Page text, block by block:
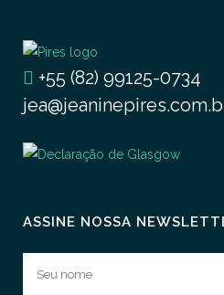
+55 (82) 99125-0734
ASSINE NOSSA